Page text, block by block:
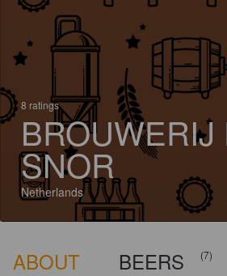
8 ratings
BROUWERIJ
SNOR
Netherlands
ABOUT BEERS (7)